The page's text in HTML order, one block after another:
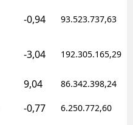
-0,94 93.523.737,63
-3,04 192.305.165,29
9,04 86.342.398,24
-0,77 6.250.772,60